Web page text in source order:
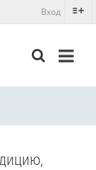
Вход